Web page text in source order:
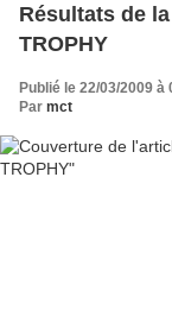
Résultats de
TROPHY
Publié le 22/03/2009 à
Par mct